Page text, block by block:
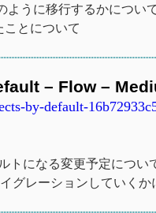
うに移行するかについて
とについて
– Flow –
by-default-
トになる変更予定につ
グレーションしていくか